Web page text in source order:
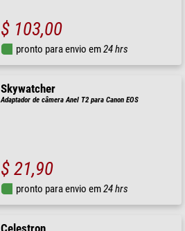
$ 103,00
pronto para envio em24 hrs
Skywatcher
Adaptador de câmera Anel T2 para Canon EOS
$ 21,90
pronto para envio em24 hrs